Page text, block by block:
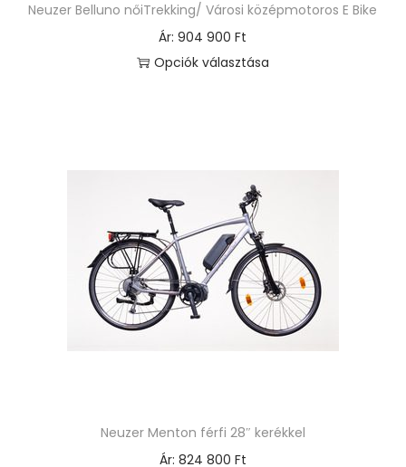
Neuzer Belluno nőiTrekking/ Városi középmotoros E Bike
Ár:904 900Ft
Opciók választása
t
e
r
k
Neuzer Menton férfi 28″ kerékkel
Ár: 824 800 Ft